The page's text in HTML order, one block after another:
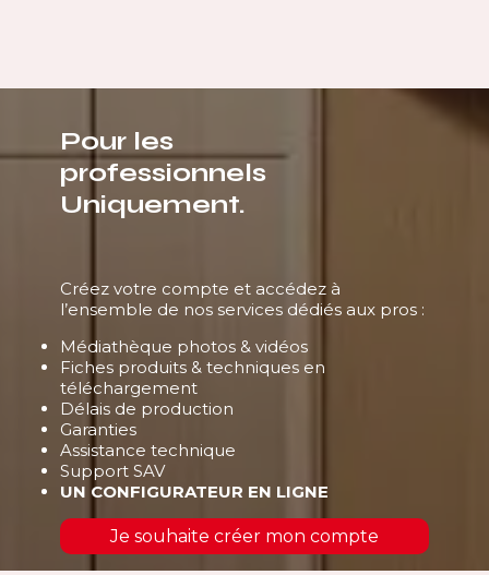
Pour les
professionnels
Uniquement.
Créez votre compte et accédez à
l’ensemble de nos services dédiés aux pros :
Médiathèque photos & vidéos
Fiches produits & techniques en
téléchargement
Délais de production
Garanties
Assistance technique
Support SAV
UN CONFIGURATEUR EN LIGNE
Je souhaite créer mon compte